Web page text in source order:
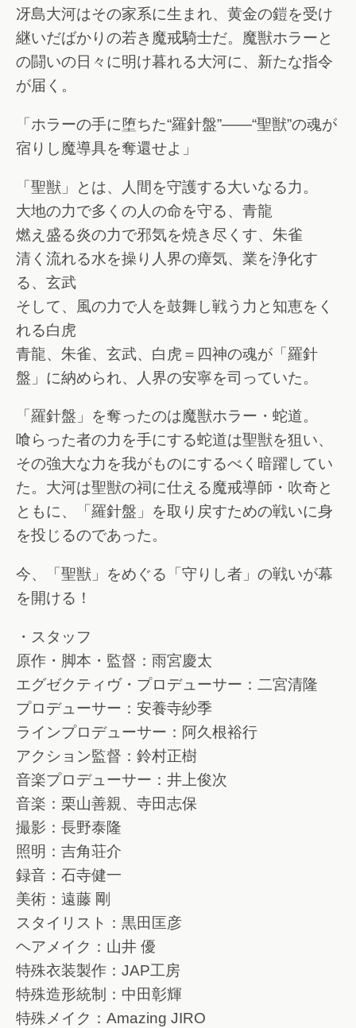
冴島大河はその家系に生まれ、黄金の鎧を受け
継いだばかりの若き魔戒騎士だ。魔獣ホラーと
の闘いの日々に明け暮れる大河に、新たな指令
が届く。
「ホラーの手に堕ちた“羅針盤”――“聖獣”の魂が
宿りし魔導具を奪還せよ」
「聖獣」とは、人間を守護する大いなる力。
大地の力で多くの人の命を守る、青龍
燃え盛る炎の力で邪気を焼き尽くす、朱雀
清く流れる水を操り人界の瘴気、業を浄化す
る、玄武
そして、風の力で人を鼓舞し戦う力と知恵をく
れる白虎
青龍、朱雀、玄武、白虎＝四神の魂が「羅針
盤」に納められ、人界の安寧を司っていた。
「羅針盤」を奪ったのは魔獣ホラー・蛇道。
喰らった者の力を手にする蛇道は聖獣を狙い、
その強大な力を我がものにするべく暗躍してい
た。大河は聖獣の祠に仕える魔戒導師・吹奇と
ともに、「羅針盤」を取り戻すための戦いに身
を投じるのであった。
今、「聖獣」をめぐる「守りし者」の戦いが幕
を開ける！
・スタッフ
原作・脚本・監督：雨宮慶太
エグゼクティヴ・プロデューサー：二宮清隆
プロデューサー：安養寺紗季
ラインプロデューサー：阿久根裕行
アクション監督：鈴村正樹
音楽プロデューサー：井上俊次
音楽：栗山善親、寺田志保
撮影：長野泰隆
照明：吉角荘介
録音：石寺健一
美術：遠藤 剛
スタイリスト：黒田匡彦
ヘアメイク：山井 優
特殊衣装製作：JAP工房
特殊造形統制：中田彰輝
特殊メイク：Amazing JIRO